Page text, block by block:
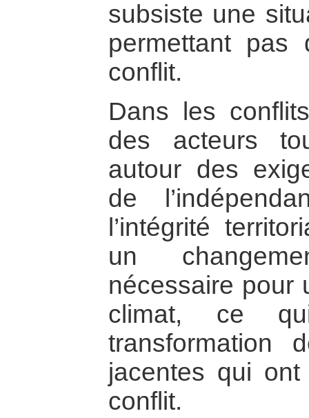
subsiste une
permettant pas
conflit.
Dans les
des acteurs
autour des
de
l’intégrité
un
nécessaire pour
climat, ce
transformation
jacentes qui
conflit.